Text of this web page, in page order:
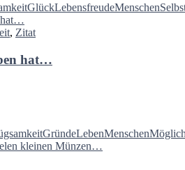
GlückLebensfreudeMenschen
, Zitat
hat…
GründeLebenMenschen